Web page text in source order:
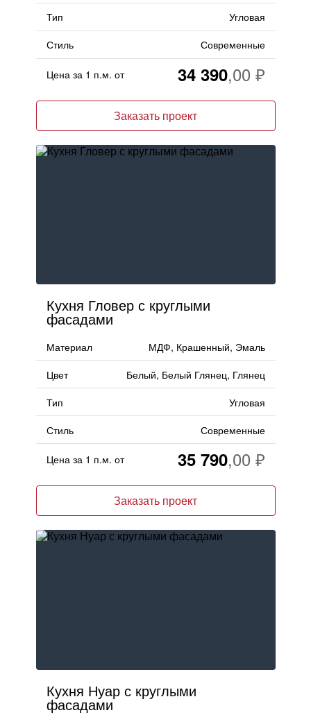
Тип
Угловая
Стиль
Современные
Цена за 1 п.м. от 34 390
Заказать проект
Кухня Гловер с круглыми
фасадами
Материал
МДФ, Крашенный, Эмаль
Цвет
Белый, Белый Глянец, Глянец
Тип
Угловая
Стиль
Современные
Цена за 1 п.м. от 35 790
Заказать проект
Кухня Нуар с круглыми
фасадами